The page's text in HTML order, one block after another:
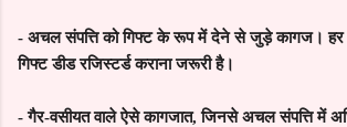
- अचल संपत्ति को गिफ्ट के रूप में देने से जुड़े कागज। हर
गिफ्ट डीड रजिस्टर्ड कराना जरूरी है।
-गैर-वसीयत वाले ऐसे कागजात, जिनसे अचल संपत्ति में